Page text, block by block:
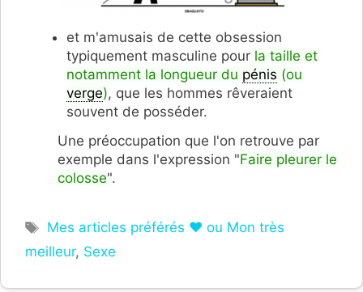
et m'amusais de cette obsession
typiquement masculine pour la taille et
notamment la longueur du pénis (ou
verge), que les hommes rêveraient
souvent de posséder.
Une préoccupation que l'on retrouve par
exemple dans l'expression "Faire pleurer le
colosse".
Étiquettes
Mes articles préférés ❤ ou Mon très
meilleur, Sexe